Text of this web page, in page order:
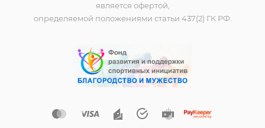
является офертой,
определяемой положениями статьи 437(2) ГК РФ.